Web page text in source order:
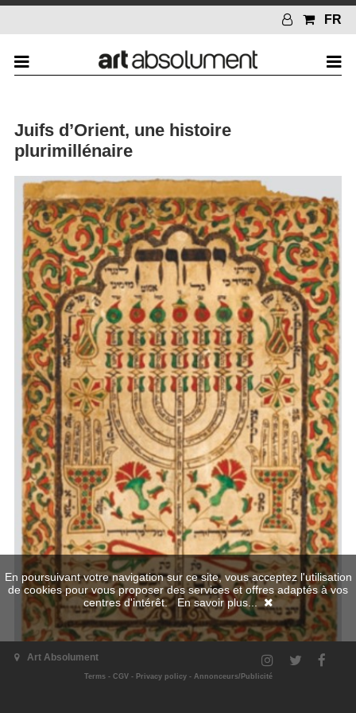
FR
Juifs d’Orient, une histoire
plurimillénaire
Art Absolument
Terms- CGV- Privacy policy- Annonceurs/Publicité
En poursuivant votre navigation sur ce site, vous acceptez l'utilisation
de cookies pour vous proposer des services et offres adaptés à vos
centres d'intérêt. En savoir plus...